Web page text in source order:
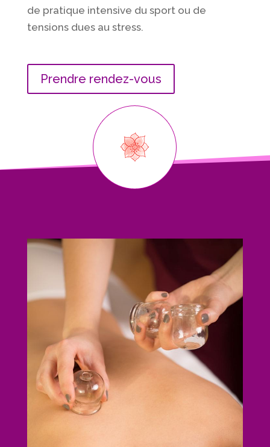
de pratique intensive du sport ou de
tensions dues au stress.
Prendre rendez-vous